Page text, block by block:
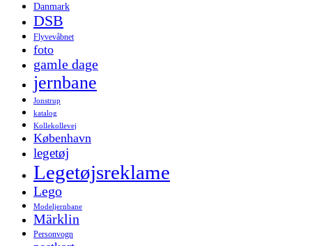
Danmark
DSB
Flyvevåbnet
foto
gamle dage
jernbane
Jonstrup
katalog
Kollekollevej
København
legetøj
Legetøjsreklame
Lego
Modeljernbane
Märklin
Personvogn